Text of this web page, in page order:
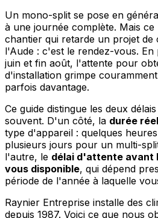
Un mono-split se pose en
à une journée complète. Mais
chantier qui retarde un projet de
l'Aude : c'est le rendez-vous. En
juin et fin août, l'attente pour
d'installation grimpe
parfois davantage.
Ce guide distingue les deux
souvent. D'un côté, la durée
type d'appareil : quelques
plusieurs jours pour un multi-
l'autre, le délai d'attente avant
vous disponible, qui dépend
période de l'année à laquelle
Raynier Entreprise installe des
depuis 1987. Voici ce que nous